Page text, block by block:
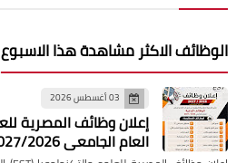
الوظائف الاكثر مشاهدة هذا الاسبوع
03 أغسطس 2026
العام الجامعي 2027/2026